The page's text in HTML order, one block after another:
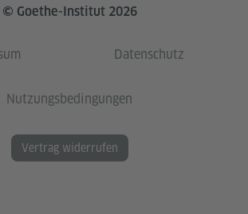
© Goethe-Institut 2026
Datenschutz
Nutzungsbedingungen
Vertrag widerrufen